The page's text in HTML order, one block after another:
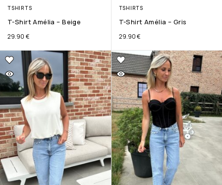
TSHIRTS
T-Shirt Amélia – Beige
29.90 €
TSHIRTS
T-Shirt Amélia – Gris
29.90€